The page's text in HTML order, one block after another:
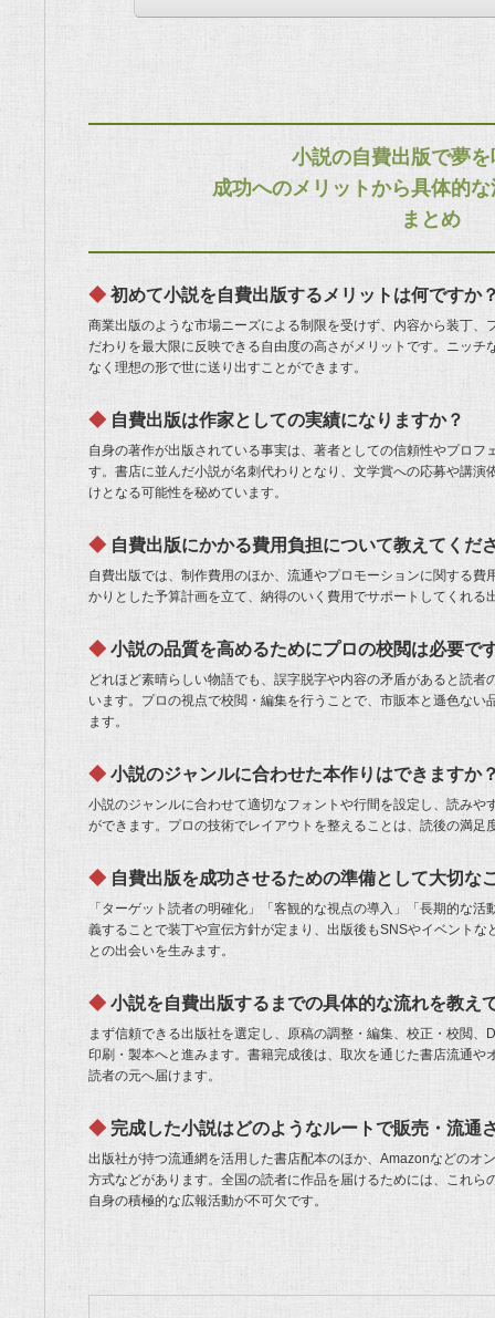
小説の自費出版で夢
成功へのメリットから具体的
まとめ
初めて小説を自費出版するメリットは何ですか
商業出版のような市場ニーズによる制限を受けず、内容から装丁
だわりを最大限に反映できる自由度の高さがメリットです。ニッ
なく理想の形で世に送り出すことができます。
自費出版は作家としての実績になりますか？
自身の著作が出版されている事実は、著者としての信頼性やプロ
す。書店に並んだ小説が名刺代わりとなり、文学賞への応募や講
けとなる可能性を秘めています。
自費出版にかかる費用負担について教えてくだ
自費出版では、制作費用のほか、流通やプロモーションに関する
かりとした予算計画を立て、納得のいく費用でサポートしてくれる
小説の品質を高めるためにプロの校閲は必要で
どれほど素晴らしい物語でも、誤字脱字や内容の矛盾があると読
います。プロの視点で校閲・編集を行うことで、市販本と遜色な
ます。
小説のジャンルに合わせた本作りはできますか
小説のジャンルに合わせて適切なフォントや行間を設定し、読み
ができます。プロの技術でレイアウトを整えることは、読後の満足
自費出版を成功させるための準備として大切な
「ターゲット読者の明確化」「客観的な視点の導入」「長期的な
義することで装丁や宣伝方針が定まり、出版後もSNSやイベント
との出会いを生みます。
小説を自費出版するまでの具体的な流れを教え
まず信頼できる出版社を選定し、原稿の調整・編集、校正・校閲
印刷・製本へと進みます。書籍完成後は、取次を通じた書店流通
読者の元へ届けます。
完成した小説はどのようなルートで販売・流通
出版社が持つ流通網を活用した書店配本のほか、Amazonなどのオ
方式などがあります。全国の読者に作品を届けるためには、これ
自身の積極的な広報活動が不可欠です。